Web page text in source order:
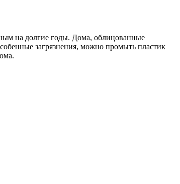
на долгие годы. Дома, облицованные
загрязнения, можно промыть пластик